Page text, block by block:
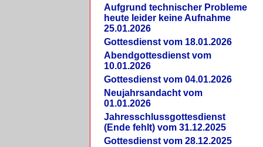
Aufgrund technischer Probleme
heute leider keine Aufnahme
25.01.2026
Gottesdienst vom 18.01.2026
Abendgottesdienst vom
10.01.2026
Gottesdienst vom 04.01.2026
Neujahrsandacht vom
01.01.2026
Jahresschlussgottesdienst
(Ende fehlt) vom 31.12.2025
Gottesdienst vom 28.12.2025